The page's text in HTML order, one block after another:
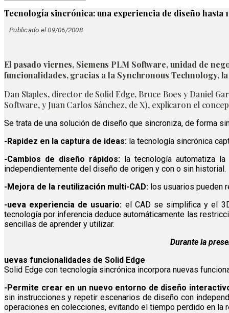
Tecnología sincrónica: una experiencia de diseño hasta
Publicado el 09/06/2008
El pasado viernes, Siemens PLM Software, unidad de
funcionalidades, gracias a la Synchronous Technology,
Dan Staples, director de Solid Edge, Bruce Boes y Daniel
Software, y Juan Carlos Sánchez, de X), explicaron el
Se trata de una solución de diseño que sincroniza, de forma
-Rapidez en la captura de ideas: la tecnología sincrónica
-Cambios de diseño rápidos:la tecnología automatiza la
independientemente del diseño de origen y con o sin historial.
-Mejora de la reutilización multi-CAD: los usuarios pueden
-ueva experiencia de usuario: el CAD se simplifica y el
tecnología por inferencia deduce automáticamente las
sencillas de aprender y utilizar.
Durante la
uevas funcionalidades de Solid Edge
Solid Edge con tecnología sincrónica incorpora nuevas
-Permite crear en un nuevo entorno de diseño
sin instrucciones y repetir escenarios de diseño con
operaciones en colecciones, evitando el tiempo perdido en